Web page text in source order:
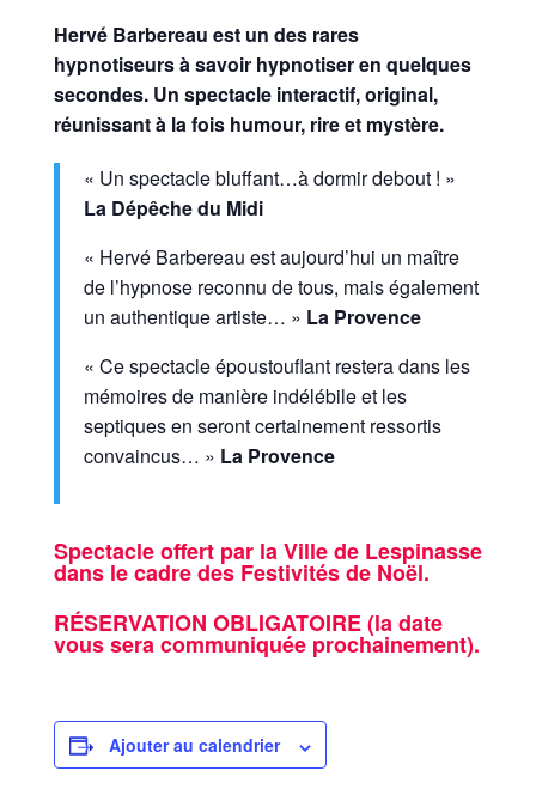
Hervé Barbereau est un des rares
hypnotiseurs à savoir hypnotiser en quelques
secondes. Un spectacle interactif, original,
réunissant à la fois humour, rire et mystère.
« Un spectacle bluffant…à dormir debout ! »
La Dépêche du Midi
« Hervé Barbereau est aujourd’hui un maître
de l’hypnose reconnu de tous, mais également
un authentique artiste… » La Provence
« Ce spectacle époustouflant restera dans les
mémoires de manière indélébile et les
septiques en seront certainement ressortis
convaincus… » La Provence
Spectacle offert par la Ville de Lespinasse
dans le cadre des Festivités de Noël.
RÉSERVATION OBLIGATOIRE (la date
vous sera communiquée prochainement).
Ajouter au calendrier